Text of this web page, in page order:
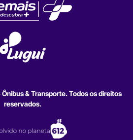
& Transporte. Todos os direitos
reservados.